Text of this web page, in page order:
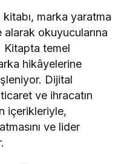
kitabı, marka yaratma
alarak okuyucularına
Kitapta temel
hikâyelerine
Dijital
ve ihracatın
içerikleriyle,
ve lider